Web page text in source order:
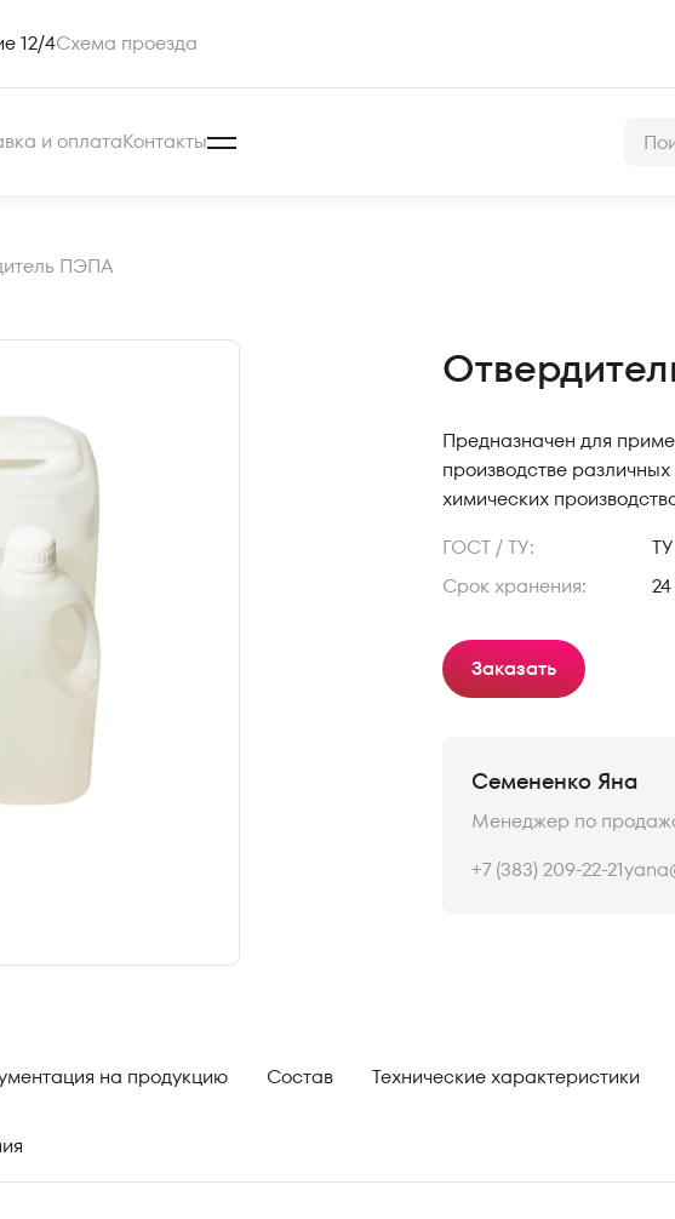
12/4Схема проезда
и оплатаКонтакты
ПЭПА
Предназначен для
производстве
химических
ГОСТ / ТУ:
Срок хранения:
Заказать
Семененко Яна
Менеджер по
+7 (383) 209-22-21
на продукцию Состав Технические характеристики